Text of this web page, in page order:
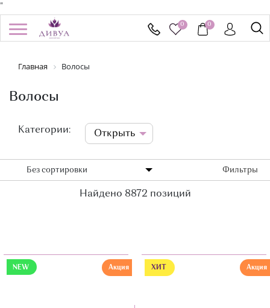
"
0 0
КАТАЛОГ
БРЕНДЫ
УСПЕЙ КУПИТЬ
ДОСТАВКА И ОПЛАТА
Здравствуйте! Что вы ищете?
Главная Волосы
Волосы
Категории: Открыть
Фильтры
Без сортировки
Найдено 8872 позиций
Акция
NEW Акция
ХИТ